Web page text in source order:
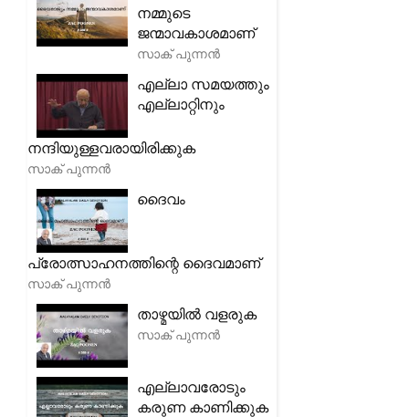
നമ്മുടെ
ജന്മാവകാശമാണ്
സാക് പുന്നൻ
എല്ലാ സമയത്തും
എല്ലാറ്റിനും
നന്ദിയുള്ളവരായിരിക്കുക
സാക് പുന്നൻ
ദൈവം
പ്രോത്സാഹനത്തിന്റെ ദൈവമാണ്
സാക് പുന്നൻ
താഴ്മയിൽ വളരുക
സാക് പുന്നൻ
എല്ലാവരോടും
കരുണ കാണിക്കുക